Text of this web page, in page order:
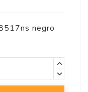
negro